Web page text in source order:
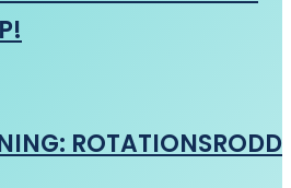
ROTATIONSRODD